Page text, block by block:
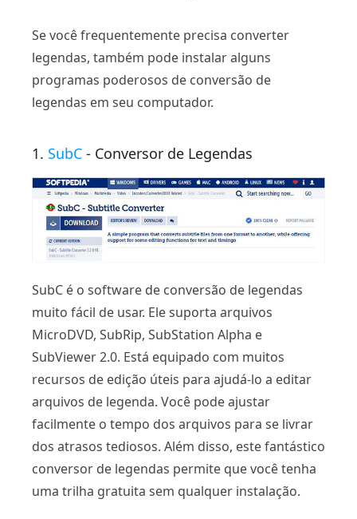
Se você frequentemente precisa converter
legendas, também pode instalar alguns
programas poderosos de conversão de
legendas em seu computador.
1. SubC - Conversor de Legendas
SubC é o software de conversão de legendas
muito fácil de usar. Ele suporta arquivos
MicroDVD, SubRip, SubStation Alpha e
SubViewer 2.0. Está equipado com muitos
recursos de edição úteis para ajudá-lo a editar
arquivos de legenda. Você pode ajustar
facilmente o tempo dos arquivos para se livrar
dos atrasos tediosos. Além disso, este fantástico
conversor de legendas permite que você tenha
uma trilha gratuita sem qualquer instalação.